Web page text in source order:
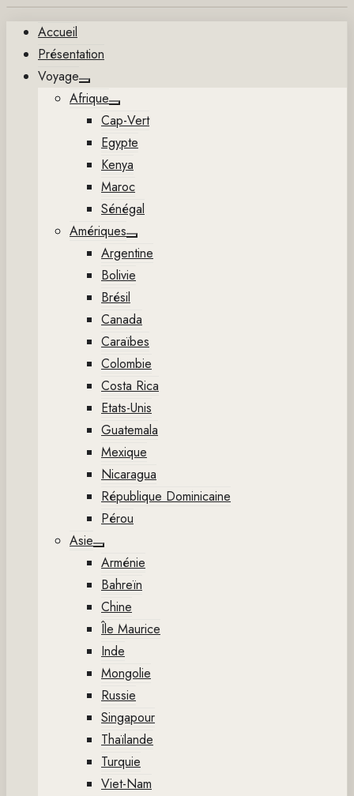
contenu
Accueil
Présentation
Voyage
Show
sub
menu
Afrique
Show
sub
menu
Cap-Vert
Egypte
Kenya
Maroc
Sénégal
Amériques
Show
sub
menu
Argentine
Bolivie
Brésil
Canada
Caraïbes
Colombie
Costa Rica
Etats-Unis
Guatemala
Mexique
Nicaragua
République Dominicaine
Pérou
Asie
Show
sub
menu
Arménie
Bahreïn
Chine
Île Maurice
Inde
Mongolie
Russie
Singapour
Thaïlande
Turquie
Viet-Nam